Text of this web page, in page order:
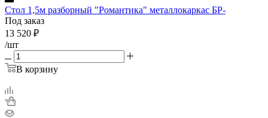
Стол 1,5м разборный "Романтика" металлокаркас БР-
Под заказ
13 520 ₽
/шт
В корзину